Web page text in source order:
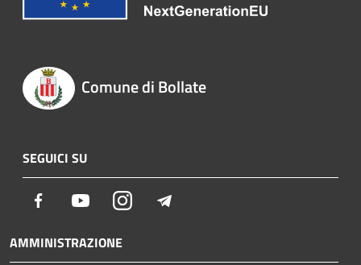
Comune di Bollate
SEGUICI SU
Facebook YoutubeInstagram
AMMINISTRAZIONE